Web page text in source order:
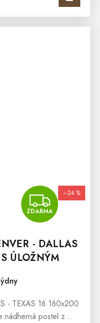
ZDARMA
–24 %
- DALLAS
ÚLOŽNÝM
- TEXAS 16 160x200
nádherná postel z